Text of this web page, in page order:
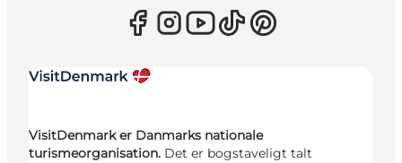
VisitDenmark er Danmarks nationale
turismeorganisation. Det er bogstaveligt talt